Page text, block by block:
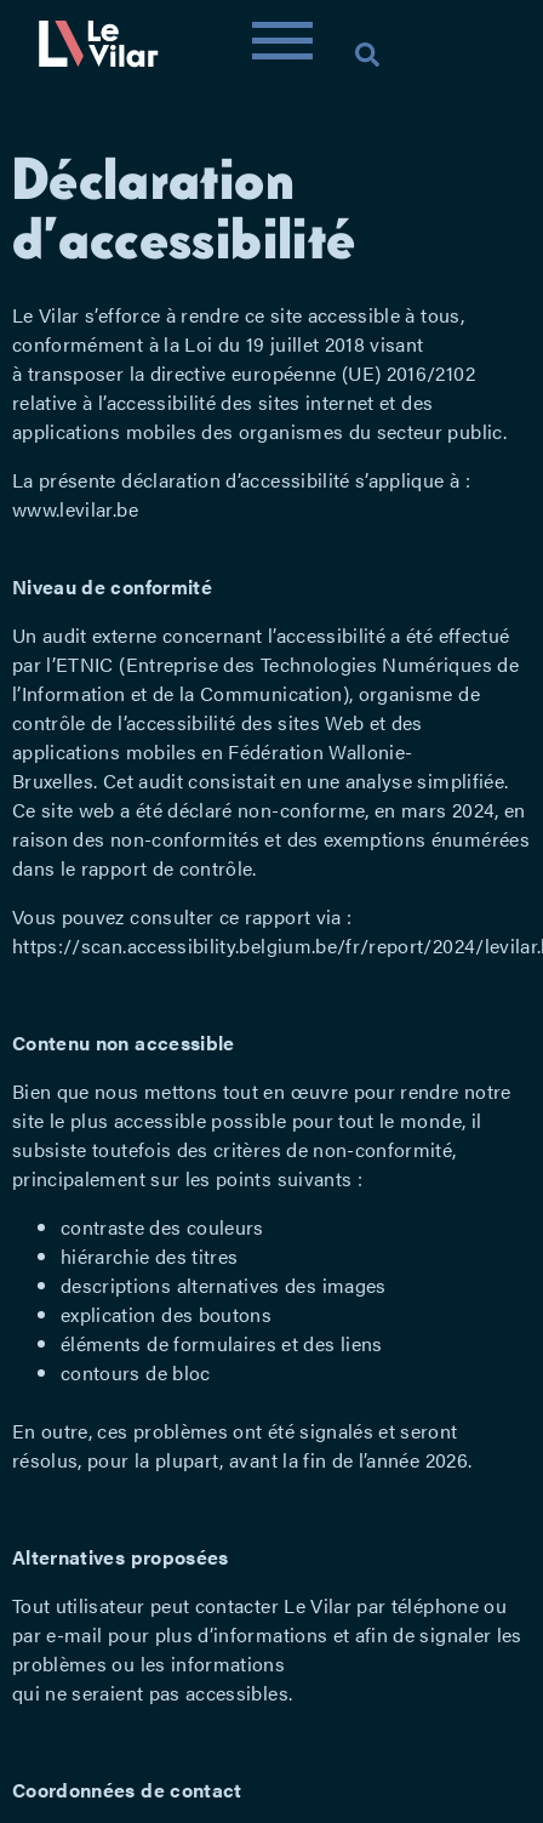
Déclaration
d’accessibilité
Le Vilar s’efforce à rendre ce site accessible à tous,
conformément à la Loi du 19 juillet 2018 visant
à transposer la directive européenne (UE) 2016/2102
relative à l’accessibilité des sites internet et des
applications mobiles des organismes du secteur public.
La présente déclaration d’accessibilité s’applique à :
www.levilar.be
Niveau de conformité
Un audit externe concernant l’accessibilité a été effectué
par l’ETNIC (Entreprise des Technologies Numériques de
l’Information et de la Communication), organisme de
contrôle de l’accessibilité des sites Web et des
applications mobiles en Fédération Wallonie-
Bruxelles. Cet audit consistait en une analyse simplifiée.
Ce site web a été déclaré non-conforme, en mars 2024, en
raison des non-conformités et des exemptions énumérées
dans le rapport de contrôle.
Vous pouvez consulter ce rapport via :
https://scan.accessibility.belgium.be/fr/report/2024/
Contenu non accessible
Bien que nous mettons tout en œuvre pour rendre notre
site le plus accessible possible pour tout le monde, il
subsiste toutefois des critères de non-conformité,
principalement sur les points suivants :
contraste des couleurs
hiérarchie des titres
descriptions alternatives des images
explication des boutons
éléments de formulaires et des liens
contours de bloc
En outre, ces problèmes ont été signalés et seront
résolus, pour la plupart, avant la fin de l’année 2026.
Alternatives proposées
Tout utilisateur peut contacter Le Vilar par téléphone ou
par e-mail pour plus d’informations et afin de signaler les
problèmes ou les informations
qui ne seraient pas accessibles.
Coordonnées de contact